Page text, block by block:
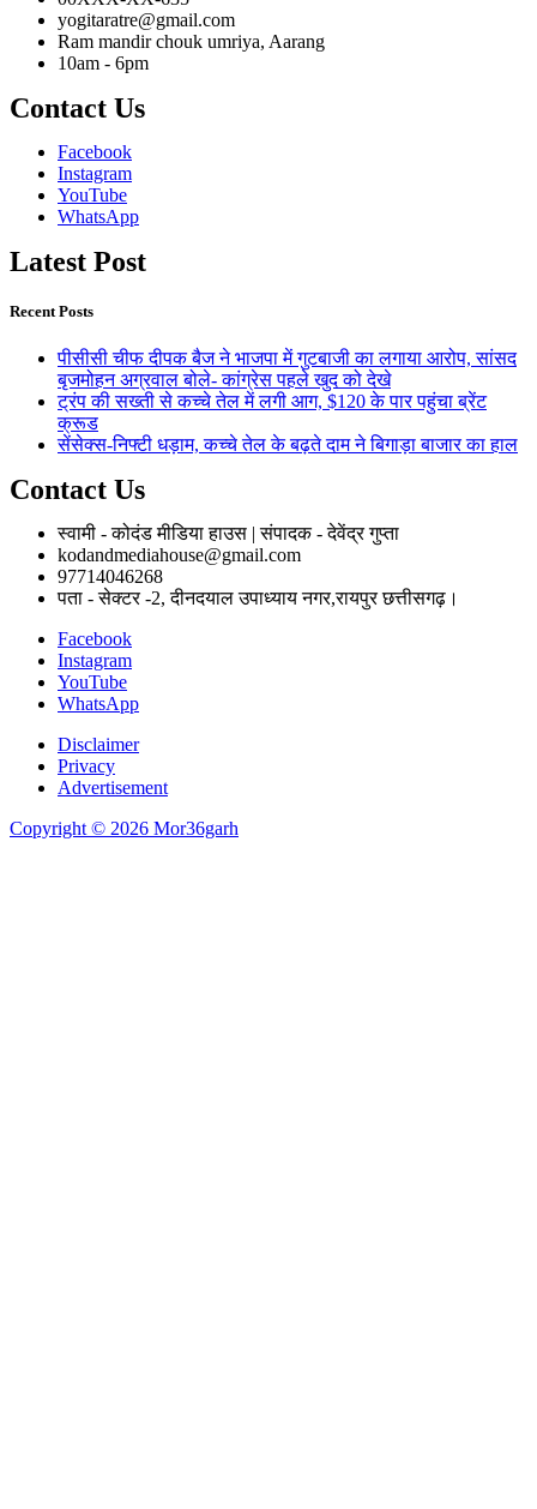
yogitaratre@gmail.com
Ram mandir chouk umriya, Aarang
10am - 6pm
Contact Us
Facebook
Instagram
YouTube
WhatsApp
Latest Post
Recent Posts
पीसीसी चीफ दीपक बैज ने भाजपा में गुटबाजी का लगाया आरोप, सांसद
बृजमोहन अग्रवाल बोले- कांग्रेस पहले खुद को देखे
ट्रंप की सख्ती से कच्चे तेल में लगी आग, $120 के पार पहुंचा ब्रेंट
क्रूड
सेंसेक्स-निफ्टी धड़ाम, कच्चे तेल के बढ़ते दाम ने बिगाड़ा बाजार का हाल
Contact Us
स्वामी - कोदंड मीडिया हाउस | संपादक - देवेंद्र गुप्ता
kodandmediahouse@gmail.com
97714046268
पता - सेक्टर -2, दीनदयाल उपाध्याय नगर,रायपुर छत्तीसगढ़।
Facebook
Instagram
YouTube
WhatsApp
Disclaimer
Privacy
Advertisement
Copyright © 2026 Mor36garh